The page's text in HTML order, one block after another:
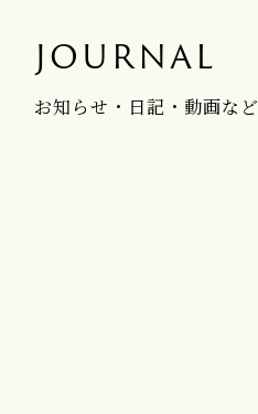
JOURNAL
お知らせ・日記・動画など